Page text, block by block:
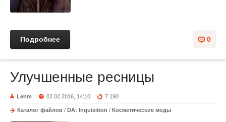
0
Подробнее
Улучшенные ресницы
Lehm 02.02.2016, 14:10 7 190
Каталог файлов / DA: Inquisition / Косметические моды